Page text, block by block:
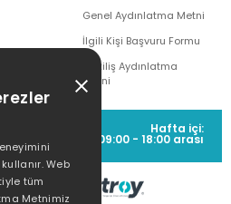
Genel Aydınlatma Metni
İlgili Kişi Başvuru Formu
Çekiliş Aydınlatma
Metni
Hafta içi:
09:00 - 18:00 arası
Web
tüm
Metnimiz